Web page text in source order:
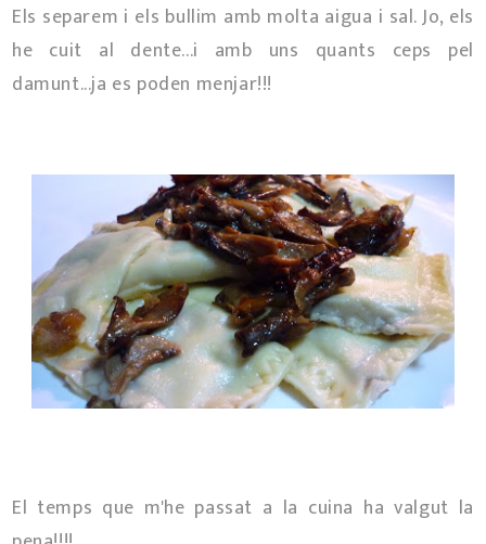
Els separem i els bullim amb molta aigua i sal. Jo, els
he cuit al dente...i amb uns quants ceps pel
damunt...ja es poden menjar!!!
El temps que m'he passat a la cuina ha valgut la